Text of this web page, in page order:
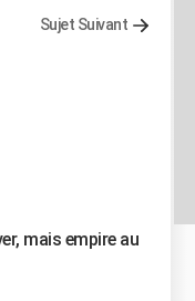
Sujet Suivant
mais empire au